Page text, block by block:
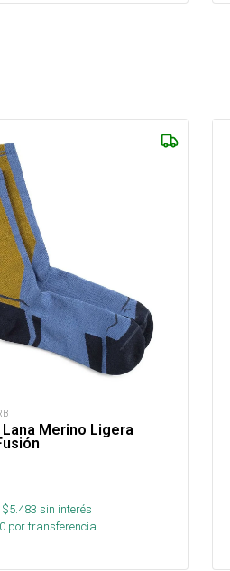
Merino Ligera
5.483 sin interés
por transferencia.